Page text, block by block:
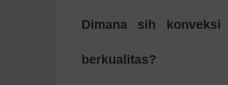
Dimana sih
berkualitas?